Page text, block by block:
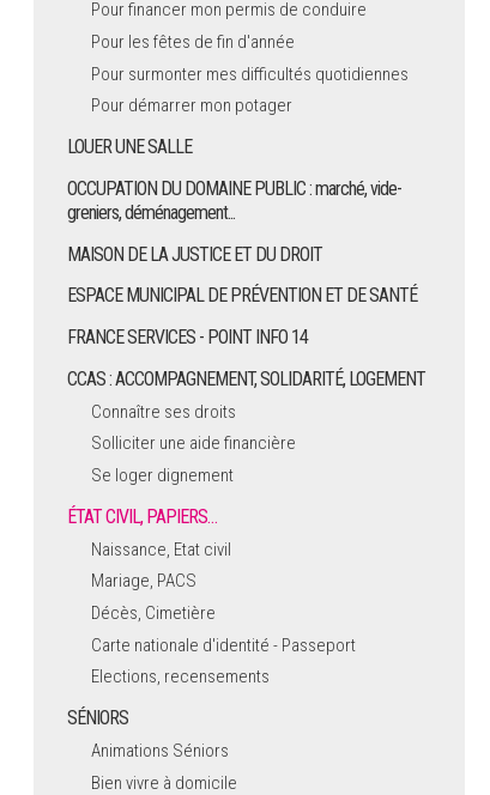
Pour financer mon permis de conduire
Pour les fêtes de fin d'année
Pour surmonter mes difficultés quotidiennes
Pour démarrer mon potager
LOUER UNE SALLE
OCCUPATION DU DOMAINE PUBLIC : marché, vide-
greniers, déménagement...
MAISON DE LA JUSTICE ET DU DROIT
ESPACE MUNICIPAL DE PRÉVENTION ET DE SANTÉ
FRANCE SERVICES - POINT INFO 14
CCAS : ACCOMPAGNEMENT, SOLIDARITÉ, LOGEMENT
Connaître ses droits
Solliciter une aide financière
Se loger dignement
ÉTAT CIVIL, PAPIERS…
Naissance, Etat civil
Mariage, PACS
Décès, Cimetière
Carte nationale d'identité - Passeport
Elections, recensements
SÉNIORS
Animations Séniors
Bien vivre à domicile